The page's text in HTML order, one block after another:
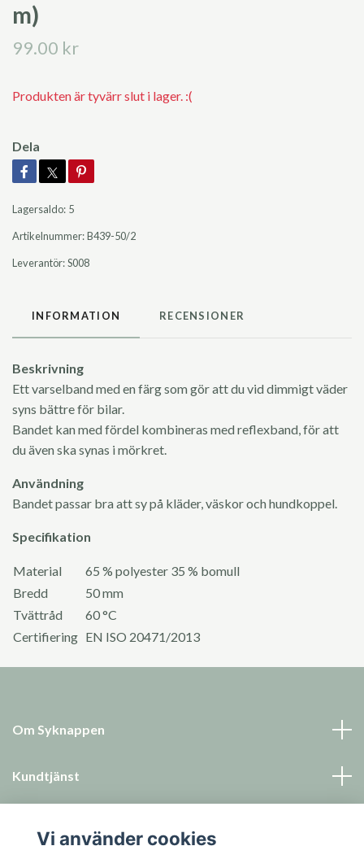
m)
99.00 kr
Produkten är tyvärr slut i lager. :(
Dela
Lagersaldo: 5
Artikelnummer:B439-50/2
Leverantör:S008
INFORMATION RECENSIONER
Beskrivning
Ett varselband med en färg som gör att du vid dimmigt väder
syns bättre för bilar.
Bandet kan med fördel kombineras med reflexband, för att
du även ska synas i mörkret.
Användning
Bandet passar bra att sy på kläder, väskor och hundkoppel.
Specifikation
Material
65 % polyester 35 % bomull
Bredd
50 mm
Tvättråd
60°C
Certifiering EN ISO 20471/2013
Om Syknappen
Kundtjänst
Vi använder cookies